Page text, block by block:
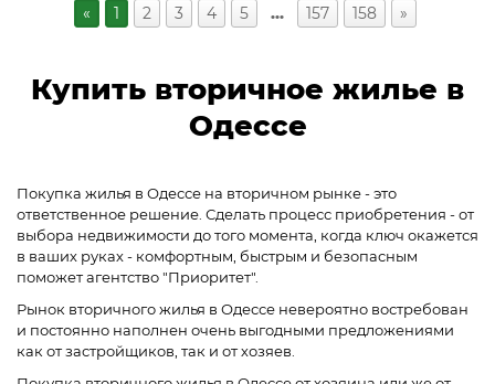
« 1 2 3 4 5 … 157 158 »
Купить вторичное жилье в
Одессе
Покупка жилья в Одессе на вторичном рынке - это
ответственное решение. Сделать процесс приобретения - от
выбора недвижимости до того момента, когда ключ окажется
в ваших руках - комфортным, быстрым и безопасным
поможет агентство "Приоритет".
Рынок вторичного жилья в Одессе невероятно востребован
и постоянно наполнен очень выгодными предложениями
как от застройщиков, так и от хозяев.